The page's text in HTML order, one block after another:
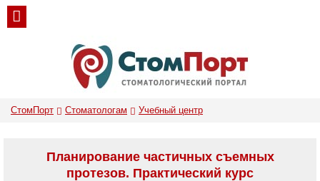
СтомПорт Стоматологам Учебный центр
Планирование частичных съемных
протезов. Практический курс